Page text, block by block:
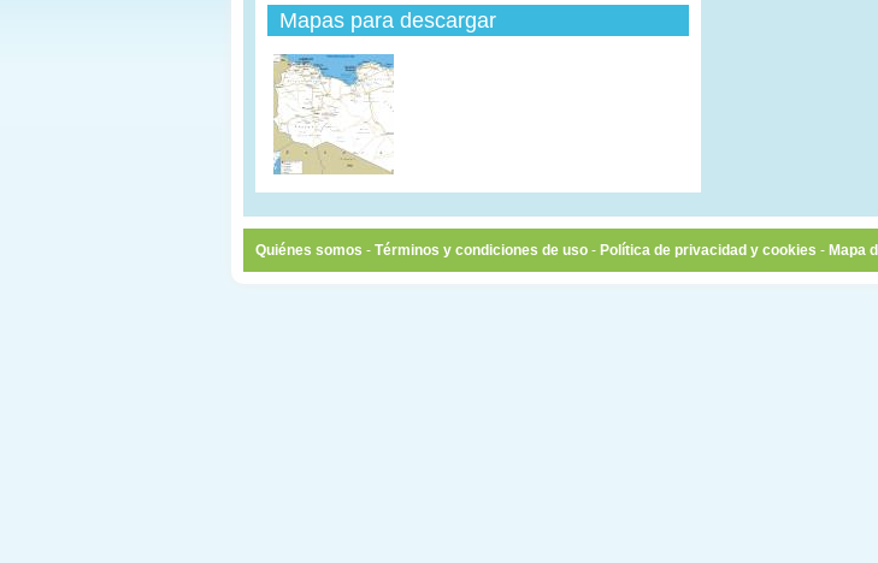
Mapas para descargar
Quiénes somos - Términos y condiciones de uso - Política de privacidad y cookies - Mapa